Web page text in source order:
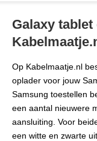
Galaxy
Op Kabelmaatje.nl
oplader voor jouw
Samsung toestellen
een aantal nieuwere
aansluiting. Voor
een witte en zwarte